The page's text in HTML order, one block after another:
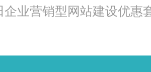
企业营销型网站建设优惠